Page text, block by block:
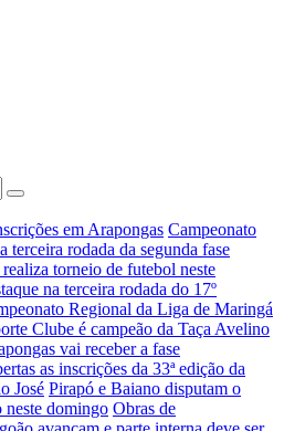
em Arapongas Campeonato
rodada da segunda fase
torneio de futebol neste
na terceira rodada do 17º
Regional da Liga de Maringá
Clube é campeão da Taça Avelino
vai receber a fase
as inscrições da 33ª edição da
José Pirapó e Baiano disputam o
neste domingo Obras de